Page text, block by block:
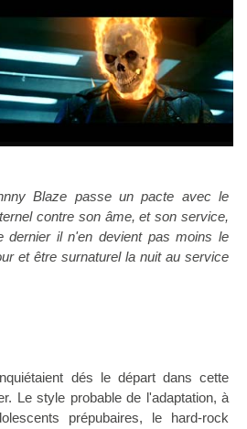
Blaze passe un pacte avec le
contre son âme, et son service,
dernier il n'en devient pas moins le
et être surnaturel la nuit au service
dés le départ dans cette
Le style probable de l'adaptation, à
prépubaires, le hard-rock